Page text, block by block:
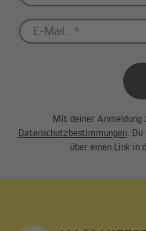
Mit deiner
Datenschutzbestimmungen. Du
über einen Link in